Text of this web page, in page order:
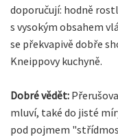
doporučují: hodně
s vysokým obsahem
se překvapivě dobře
Kneippovy kuchyně.
Dobré vědět:
mluví, také do jisté
pod pojmem